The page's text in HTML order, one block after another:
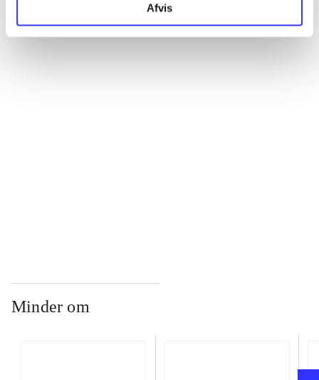
Afvis
Minder om